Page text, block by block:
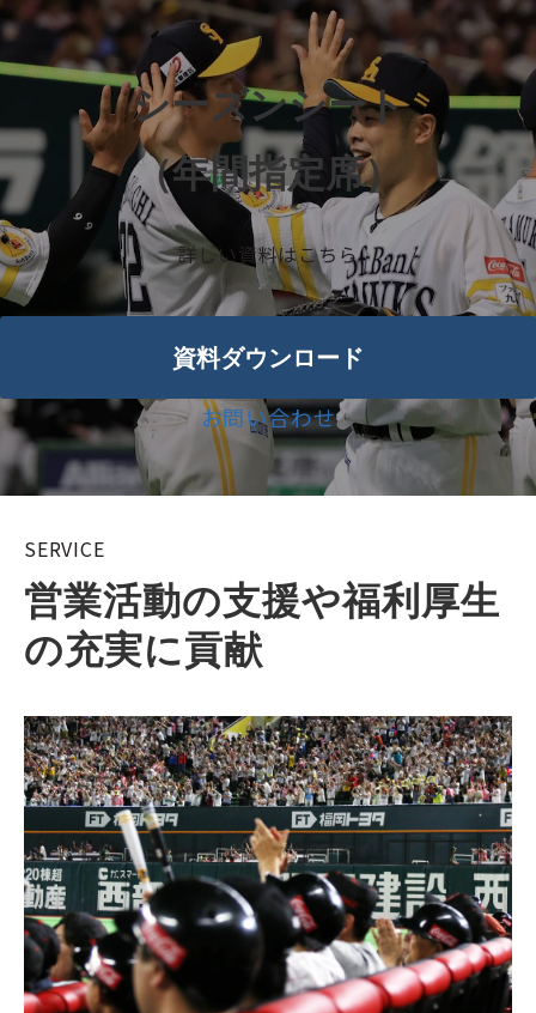
シーズンシート
（年間指定席）
詳しい資料はこちら
資料ダウンロード
お問い合わせ
SERVICE
営業活動の支援や福利厚生
の充実に貢献